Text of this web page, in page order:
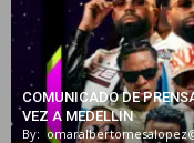
COMUNICADO DE
VEZ A MEDELLIN
By: